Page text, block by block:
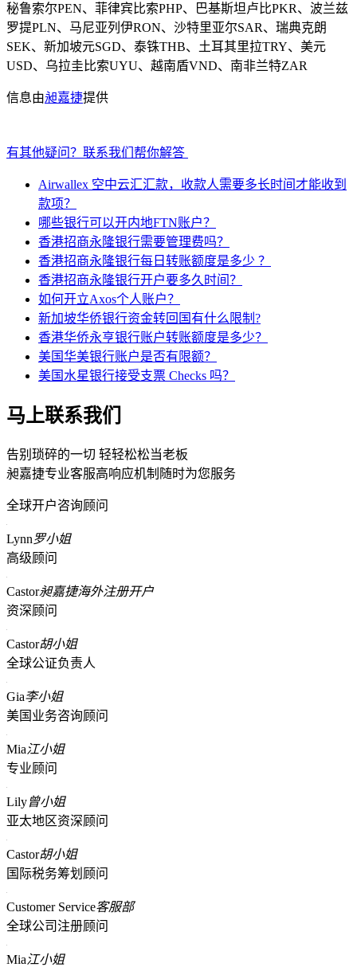
秘鲁索尔PEN、菲律宾比索PHP、巴基斯坦卢比PKR、波兰兹
罗提PLN、马尼亚列伊RON、沙特里亚尔SAR、瑞典克朗
SEK、新加坡元SGD、泰铢THB、土耳其里拉TRY、美元
USD、乌拉圭比索UYU、越南盾VND、南非兰特ZAR
信息由昶嘉捷提供
有其他疑问？联系我们帮你解答
Airwallex 空中云汇汇款，收款人需要多长时间才能收到
款项？
哪些银行可以开内地FTN账户？
香港招商永隆银行需要管理费吗？
香港招商永隆银行每日转账额度是多少 ？
香港招商永隆银行开户要多久时间？
如何开立Axos个人账户？
新加坡华侨银行资金转回国有什么限制?
香港华侨永亨银行账户转账额度是多少？
美国华美银行账户是否有限额？
美国水星银行接受支票 Checks 吗？
马上联系我们
告别琐碎的一切 轻轻松松当老板
昶嘉捷专业客服高响应机制随时为您服务
全球开户咨询顾问
Lynn罗小姐
高级顾问
Castor昶嘉捷海外注册开户
资深顾问
Castor胡小姐
全球公证负责人
Gia李小姐
美国业务咨询顾问
Mia江小姐
专业顾问
Lily曾小姐
亚太地区资深顾问
Castor胡小姐
国际税务筹划顾问
Customer Service客服部
全球公司注册顾问
Mia江小姐